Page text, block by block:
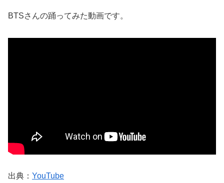
BTSさんの踊ってみた動画です。
出典： YouTube